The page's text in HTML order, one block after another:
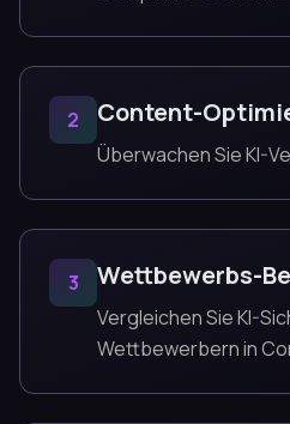
2 Content-
Überwachen Sie KI-
3 Wettbewerbs-
Vergleichen Sie KI-
Wettbewerbern in